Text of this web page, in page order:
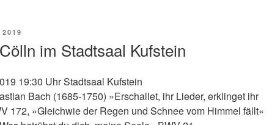
im Stadtsaal Kufstein
19:30 Uhr Stadtsaal Kufstein
Bach (1685-1750) »Erschallet, ihr Lieder, erklinget ihr
172, »Gleichwie der Regen und Schnee vom Himmel fällt«